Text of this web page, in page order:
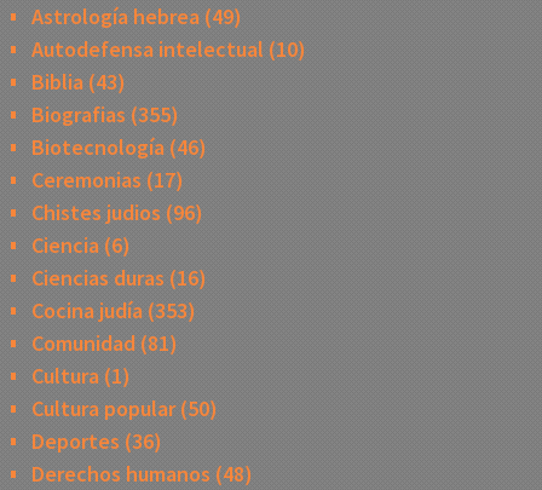
Astrología hebrea(49)
Autodefensa intelectual (10)
Biblia(43)
Biografias (355)
Biotecnología(46)
Ceremonias (17)
Chistes judios (96)
Ciencia(6)
Ciencias duras (16)
Cocina judía(353)
Comunidad(81)
Cultura(1)
Cultura popular(50)
Deportes (36)
Derechos humanos (48)